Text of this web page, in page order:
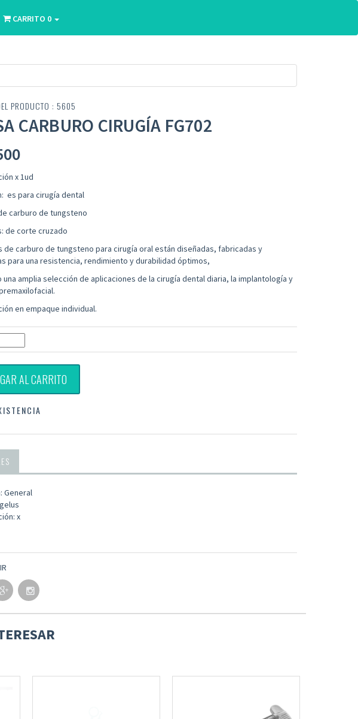
CARRITO 0
PRODUCTO : 5605
CARBURO CIRUGÍA FG702
x 1ud
es para cirugía dental
carburo de tungsteno
de corte cruzado
de carburo de tungsteno para cirugía oral están diseñadas, fabricadas y
para una resistencia, rendimiento y durabilidad óptimos,
una amplia selección de aplicaciones de la cirugía dental diaria, la implantología y
en empaque individual.
AL CARRITO
General
x